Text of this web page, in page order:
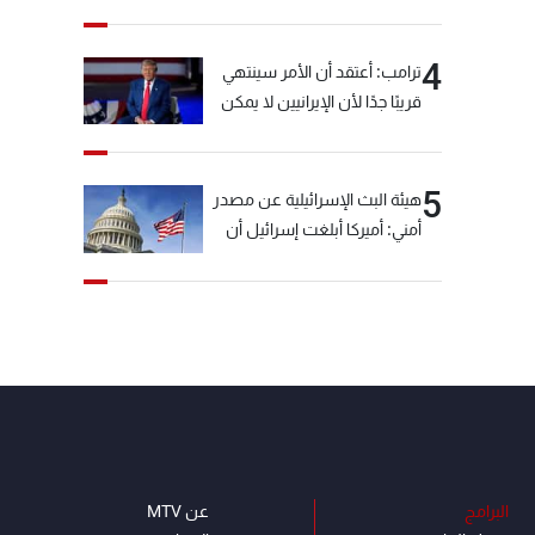
4ترامب: أعتقد أن الأمر سينتهي
قريبًا جدًا لأن الإيرانيين لا يمكن
5هيئة البث الإسرائيلية عن مصدر
أمني: أميركا أبلغت إسرائيل أن
البرامج
عن MTV